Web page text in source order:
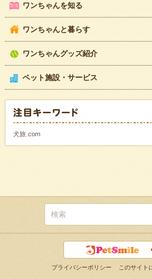
ワンちゃんを知る
ワンちゃんと暮らす
ワンちゃんグッズ紹介
ペット施設・サービス
犬旅.com
プライバシーポリシー このサイト